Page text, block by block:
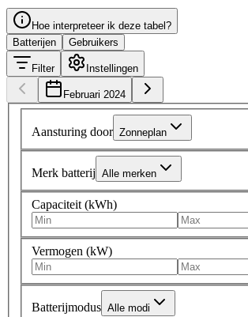
Hoe interpreteer ik deze tabel?
Batterijen
Gebruikers
Filter Instellingen
Februari 2024
Aansturing door Zonneplan
Merk batterij Alle merken
Capaciteit (kWh)
Vermogen (kW)
Batterijmodus Alle modi